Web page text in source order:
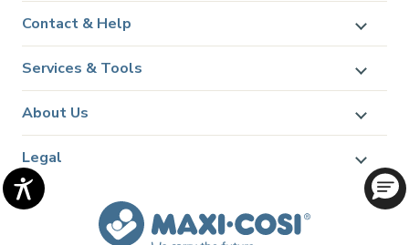
Contact & Help
Services & Tools
About Us
Legal